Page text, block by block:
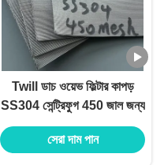
Twill ডাচ ওয়েভ ফিল্টার কাপড়
SS304 সেন্ট্রিফুগ 450 জাল জন্য
সেরা দাম পান